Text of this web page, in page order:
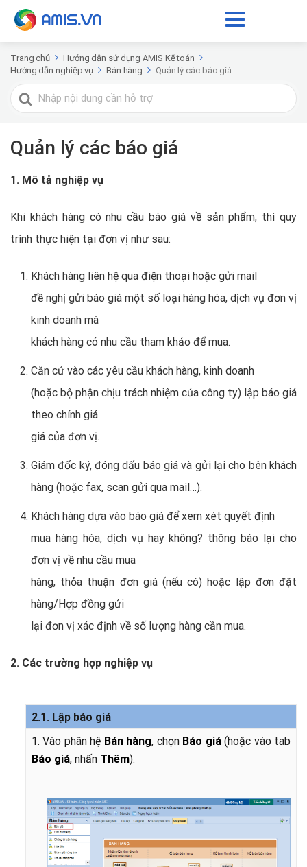
Trang chủ
Hướng dẫn sử dụng AMIS Kế toán
Hướng dẫn nghiệp vụ
Bán hàng Quản lý các báo giá
Tìm
kiếm
Quản lý các báo giá
1. Mô tả nghiệp vụ
Khi khách hàng có nhu cầu báo giá về sản phẩm, thì quy
trình thực hiện tại đơn vị như sau:
Khách hàng liên hệ qua điện thoại hoặc gửi mail
đề nghị gửi báo giá một số loại hàng hóa, dịch vụ đơn vị
kinh doanh mà
khách hàng có nhu cầu tham khảo để mua.
Căn cứ vào các yêu cầu khách hàng, kinh doanh
(hoặc bộ phận chịu trách nhiệm của công ty) lập báo giá
theo chính giá
giá của đơn vị.
Giám đốc ký, đóng dấu báo giá và gửi lại cho bên khách
hàng (hoặc fax, scan gửi qua mail…).
Khách hàng dựa vào báo giá để xem xét quyết định
mua hàng hóa, dịch vụ hay không? thông báo lại cho
đơn vị về nhu cầu mua
hàng, thỏa thuận đơn giá (nếu có) hoặc lập đơn đặt
hàng/Hợp đồng gửi
lại đơn vị xác định về số lượng hàng cần mua.
2. Các trường hợp nghiệp vụ
2.1. Lập báo giá
1. Vào phân hệ Bán hàng, chọn Báo giá(hoặc vào tab
Báo giá, nhấn Thêm).